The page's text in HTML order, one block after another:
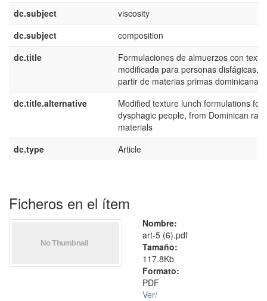
dc.subject
viscosity
dc.subject
composition
dc.title
Formulaciones de almuerzos con
modificada para personas disfágicas, a
partir de materias primas dominicanas
dc.title.alternative
Modified texture lunch formulations for
dysphagic people, from Dominican raw
materials
dc.type
Article
Ficheros en el ítem
Nombre:
art-5 (6).pdf
Tamaño:
117.8Kb
Formato:
PDF
Ver/